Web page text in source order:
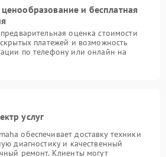
и бесплатная
оценка стоимости
платежей и возможность
по телефону или онлайн на
услуг
обеспечивает доставку техники
диагностику и качественный
ремонт. Клиенты могут